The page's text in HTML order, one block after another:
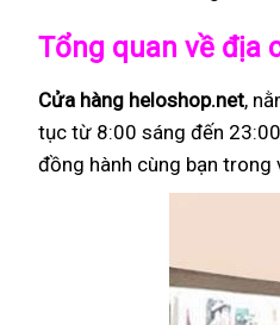
Tổng quan về địa
Cửa hàng heloshop.net,
tục từ 8:00 sáng đến
đồng hành cùng bạn trong